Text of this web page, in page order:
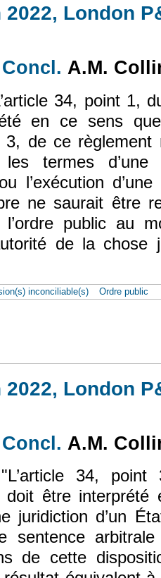
2022, London
lien est externe)
Concl. (le lien est
A.M.
34, point 1,
en ce sens
3, de ce règlement
termes d’une
l’exécution
ne saurait être
l’ordre public au
de la chose
inconciliable(s) Ordre public
2022, London
lien est externe)
Concl. (le lien est
A.M.
"L’article 34,
être interprété
juridiction d’un
sentence
de cette